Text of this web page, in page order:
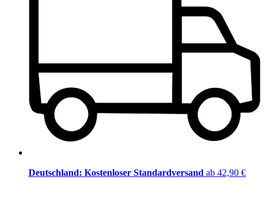
Deutschland: Kostenloser Standardversand ab 42,90 €